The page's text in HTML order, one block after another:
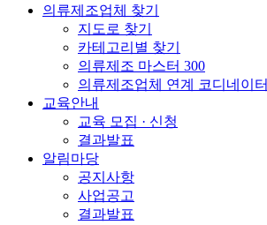
의류제조업체 찾기
지도로 찾기
카테고리별 찾기
의류제조 마스터 300
의류제조업체 연계 코디네이터
교육안내
교육 모집 · 신청
결과발표
알림마당
공지사항
사업공고
결과발표